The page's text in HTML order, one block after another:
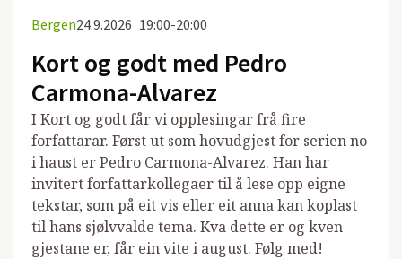
Bergen24.9.2026 19:00-20:00
Kort og godt med Pedro
Carmona-Alvarez
I Kort og godt får vi opplesingar frå fire
forfattarar. Først ut som hovudgjest for serien no
i haust er Pedro Carmona-Alvarez. Han har
invitert forfattarkollegaer til å lese opp eigne
tekstar, som på eit vis eller eit anna kan koplast
til hans sjølvvalde tema. Kva dette er og kven
gjestane er, får ein vite i august. Følg med!